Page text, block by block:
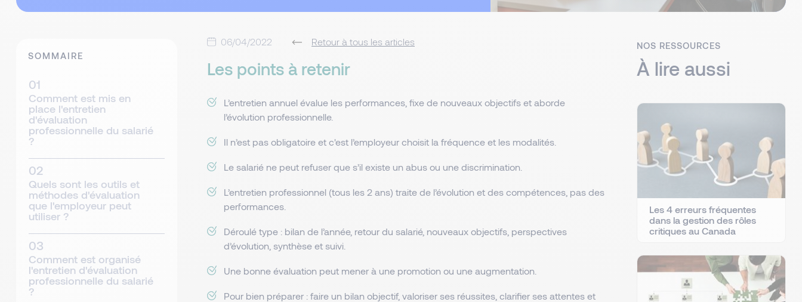
06/04/2022 Retour à tous les articles
Les points à retenir
L’entretien annuel évalue les performances, fixe de nouveaux objectifs et aborde
l’évolution professionnelle.
Il n’est pas obligatoire et c'est l’employeur choisit la fréquence et les modalités.
Le salarié ne peut refuser que s’il existe un abus ou une discrimination.
L’entretien professionnel (tous les 2 ans) traite de l’évolution et des compétences, pas des
performances.
Déroulé type : bilan de l’année, retour du salarié, nouveaux objectifs, perspectives
d’évolution, synthèse et suivi.
Une bonne évaluation peut mener à une promotion ou une augmentation.
Pour bien préparer : faire un bilan objectif, valoriser ses réussites, clarifier ses attentes et
SOMMAIRE
Comment est mis en
place l'entretien
d'évaluation
professionnelle du salarié
?
Quels sont les outils et
méthodes d'évaluation
que l'employeur peut
utiliser ?
Comment est organisé
l'entretien d'évaluation
professionnelle du salarié
?
NOS RESSOURCES
À lire aussi
Les 4 erreurs fréquentes
dans la gestion des rôles
critiques au Canada